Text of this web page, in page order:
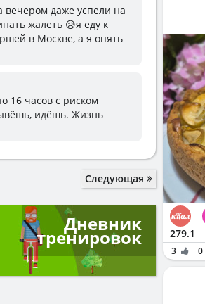
вечером даже успели на
жалеть 😥я еду к
в Москве, а я опять
16 часов с риском
идёшь. Жизнь
Следующая
Дневник
тренировок 279.1
3 0